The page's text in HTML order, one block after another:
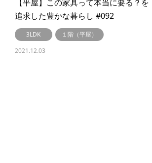
【平屋】この家具って本当に要る？を
追求した豊かな暮らし #092
3LDK
１階（平屋）
2021.12.03